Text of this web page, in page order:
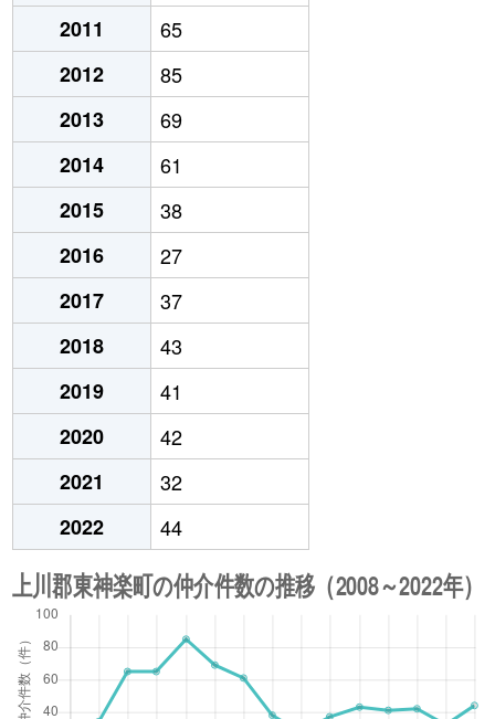
2011
65
2012
85
2013
69
2014
61
2015
38
2016
27
2017
37
2018
43
2019
41
2020
42
2021
32
2022
44